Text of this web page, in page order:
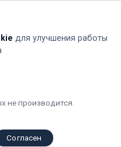
на обработку
для улучшения работы
не производится.
Согласен